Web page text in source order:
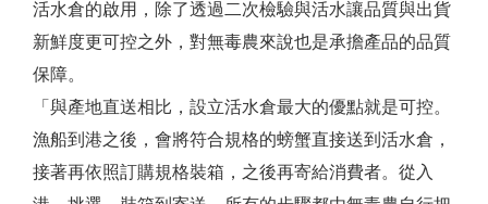
活水倉的啟用，除了透過二次檢驗與活水讓品質與出貨
新鮮度更可控之外，對無毒農來說也是承擔產品的品質
保障。
「與產地直送相比，設立活水倉最大的優點就是可控。
漁船到港之後，會將符合規格的螃蟹直接送到活水倉，
接著再依照訂購規格裝箱，之後再寄給消費者。從入